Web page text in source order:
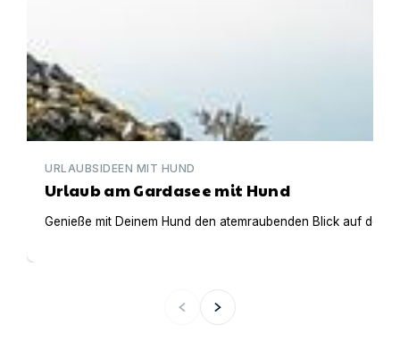
URLAUBSIDEEN MIT HUND
Urlaub am Gardasee mit Hund
Genieße mit Deinem Hund den atemraubenden Blick auf den